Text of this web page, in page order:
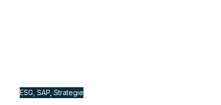
ESG, SAP, Strategie